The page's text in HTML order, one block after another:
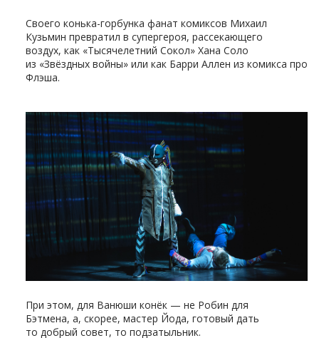
Своего конька-горбунка фанат комиксов Михаил
Кузьмин превратил в супергероя, рассекающего
воздух, как «Тысячелетний Сокол» Хана Соло
из «Звёздных войны» или как Барри Аллен из комикса про
Флэша.
При этом, для Ванюши конёк — не Робин для
Бэтмена, а, скорее, мастер Йода, готовый дать
то добрый совет, то подзатыльник.